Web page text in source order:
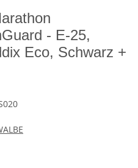
- E-25,
Eco, Schwarz +